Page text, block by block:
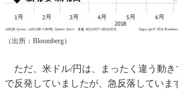
（出所：Bloomberg）
ただ、米ドル/円は、まったく違う動き
で反発していましたが、急反落していま